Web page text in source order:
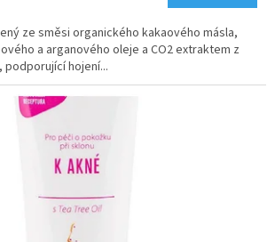
ze směsi organického kakaového másla,
a arganového oleje a CO2 extraktem z
hojení...